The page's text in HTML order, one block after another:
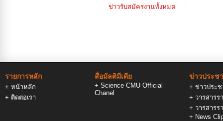
ทั่วไป ตำแหน่งเลขที่ EV180018 สังกัดงานการเงิน การคลัง
ข่าวรับสมัครงานทั้งหมด
รายการหลัก
+ หน้าหลัก
+ ติดต่อเรา
สื่อมัลติมีเดีย
+ Science CMU Official
Chanel
ข่าวประช
+ ข่าวประ
+ วารสารร
+ วารสารร
+ News